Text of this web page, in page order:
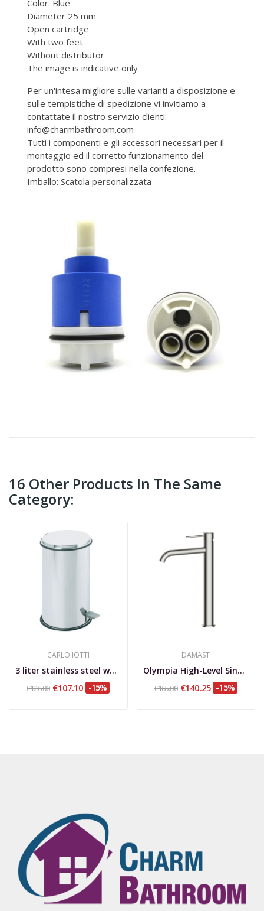
Color: Blue
Diameter 25 mm
Open cartridge
With two feet
Without distributor
The image is indicative only
Per un'intesa migliore sulle varianti a disposizione e
sulle tempistiche di spedizione vi invitiamo a
contattate il nostro servizio clienti:
info@charmbathroom.com
Tutti i componenti e gli accessori necessari per il
montaggio ed il corretto funzionamento del
prodotto sono compresi nella confezione.
Imballo: Scatola personalizzata
16 Other Products In The Same
Category:
CARLO IOTTI
3 liter stainless steel waste bin, Fantasy
€126.00 €107.10 -15%
DAMAST
Olympia High-Level Single-Lever Basin Mixer in...
€165.00 €140.25 -15%